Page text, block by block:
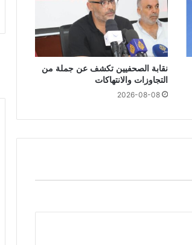
نقابة الصحفيين تكشف عن جملة من
التجاوزات والانتهاكات
2026-08-08